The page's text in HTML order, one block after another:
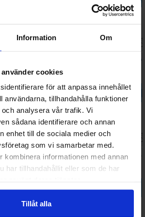
Information Om
cookies
för att anpassa innehållet
användarna, tillhandahålla funktioner
analysera vår trafik. Vi
sådana identifierare och annan
enhet till de sociala medier och
som vi samarbetar med.
kombinera informationen med annan
har tillhandahållit eller som de har
Tillåt alla
2000
Pussel
178 SEK
Eilean Donan
bitar Pussel
178 SEK 2026-
Köp
bitar
Pussel
Köp
Winter
Reading Nook
1000 bitar
Pussel
184 SEK
Köp
Photographs
1500 bitar
Pussel
229 SEK 2026-
Köp Köp
Dragons
Köp
King 1000